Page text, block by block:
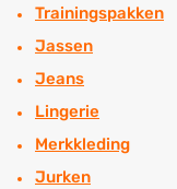
Trainingspakken
Jassen
Jeans
Lingerie
Merkkleding
Jurken